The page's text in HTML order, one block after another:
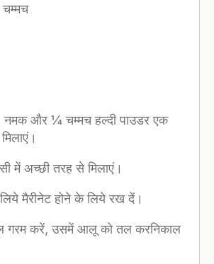
चम्मच
नमक और ¼ चम्‍मच हल्‍दी पाउडर एक
में अच्‍छी तरह से मिलाएं।
मैरीनेट होने के लिये रख दें।
गरम करें, उसमें आलू को तल करनिकाल